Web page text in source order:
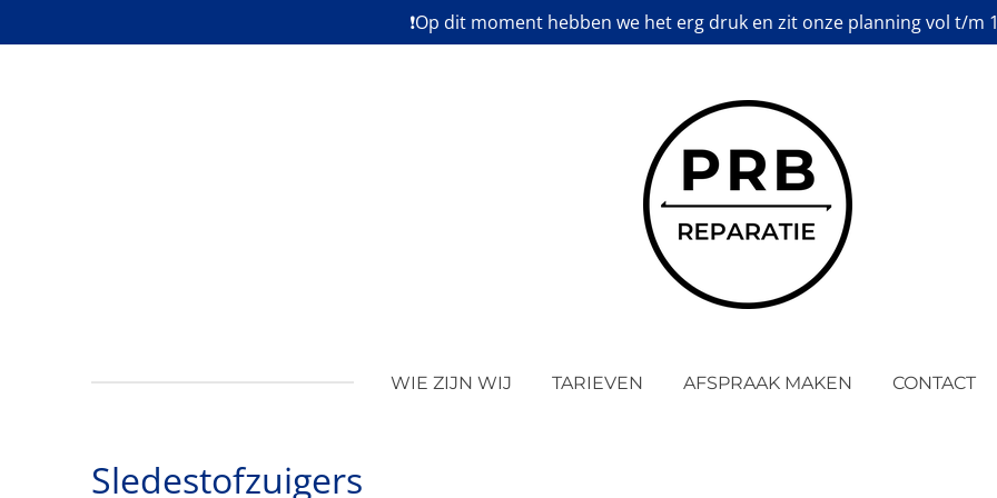
direct
❗Op dit moment hebben we het erg druk en zit onze planning vol t/m
WIE ZIJN WIJ TARIEVEN AFSPRAAK MAKEN CONTACT
Sledestofzuigers